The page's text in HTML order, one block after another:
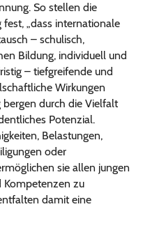
So stellen die
„dass internationale
– schulisch,
Bildung, individuell und
– tiefgreifende und
Wirkungen
bergen durch die Vielfalt
Potenzial.
Belastungen,
oder
sie allen jungen
Kompetenzen zu
damit eine